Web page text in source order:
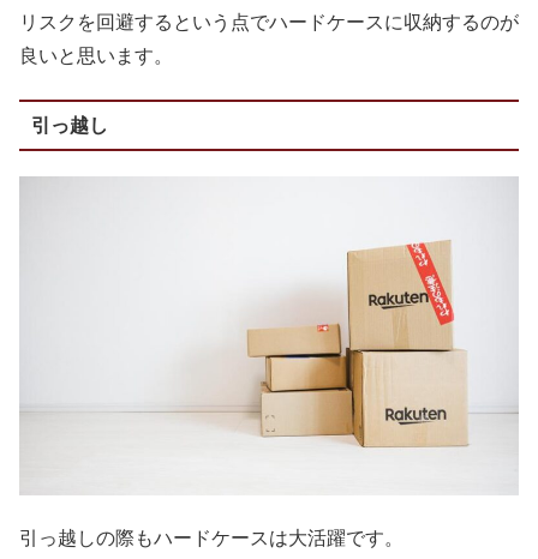
リスクを回避するという点でハードケースに収納するのが
良いと思います。
引っ越し
引っ越しの際もハードケースは大活躍です。